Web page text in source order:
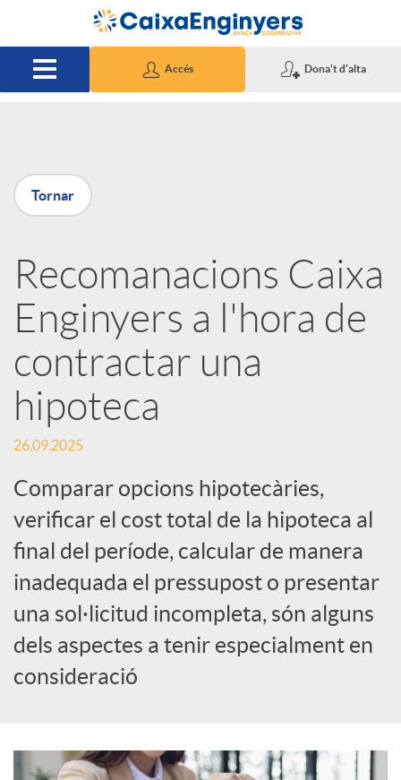
Salta al contingut principal
Accés Dona't d'alta
P
u
b
l
i
c
a
d
o
r
d
Tornar
Recomanacions Caixa
Enginyers a l'hora de
contractar una
hipoteca
26.09.2025
Comparar opcions hipotecàries,
verificar el cost total de la hipoteca al
final del període, calcular de manera
inadequada el pressupost o presentar
una sol·licitud incompleta, són alguns
dels aspectes a tenir especialment en
consideració